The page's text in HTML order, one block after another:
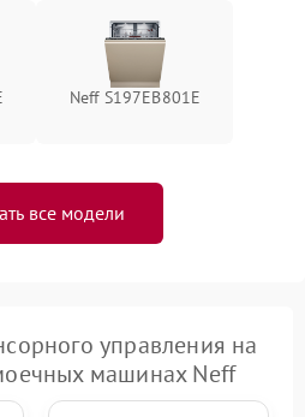
Neff S197EB801E
все модели
управления на
машинах Neff